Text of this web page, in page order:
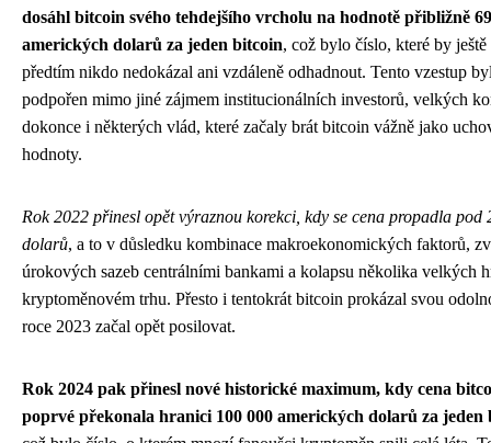
dosáhl bitcoin svého tehdejšího vrcholu na hodnotě přibližně
amerických dolarů za jeden bitcoin, což bylo číslo, které by ještě
předtím nikdo nedokázal ani vzdáleně odhadnout. Tento vzestup
podpořen mimo jiné zájmem institucionálních investorů, velkých
dokonce i některých vlád, které začaly brát bitcoin vážně jako
hodnoty.
Rok 2022 přinesl opět výraznou korekci, kdy se cena propadla pod
dolarů, a to v důsledku kombinace makroekonomických faktorů,
úrokových sazeb centrálními bankami a kolapsu několika velkých
kryptoměnovém trhu. Přesto i tentokrát bitcoin prokázal svou
roce 2023 začal opět posilovat.
Rok 2024 pak přinesl nové historické maximum, kdy cena
poprvé překonala hranici 100 000 amerických dolarů za jeden